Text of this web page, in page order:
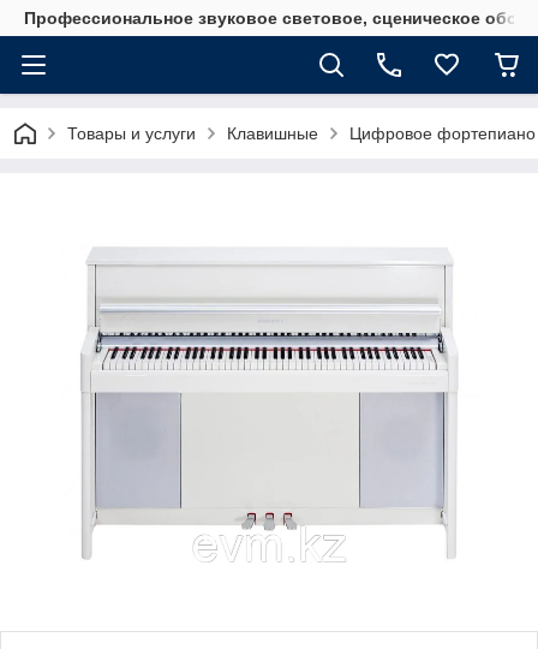
Профессиональное звуковое световое, сценическое
Товары и услуги Клавишные Цифровое фортепиано